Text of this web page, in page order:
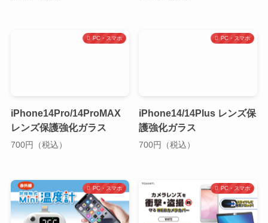
PC・スマホ
iPhone14Pro/14ProMAX
レンズ保護強化ガラス
700円（税込）
PC・スマホ
iPhone14/14Plus レンズ保
護強化ガラス
700円（税込）
PC・スマホ PC・スマホ